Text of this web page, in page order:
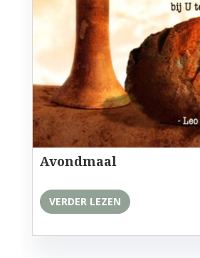
Avondmaal
VERDER LEZEN